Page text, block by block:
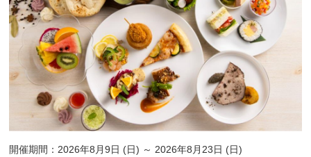
開催期間：2026年8月9日 (日) ～ 2026年8月23日 (日)